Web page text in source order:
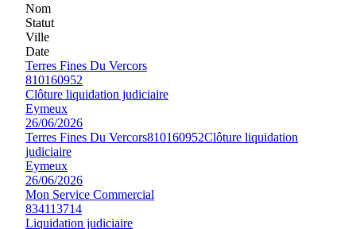
Nom
Statut
Ville
Date
Terres Fines Du Vercors
810160952
Clôture liquidation judiciaire
Eymeux
26/06/2026
Terres Fines Du Vercors810160952Clôture liquidation
judiciaire
Eymeux
26/06/2026
Mon Service Commercial
834113714
Liquidation judiciaire